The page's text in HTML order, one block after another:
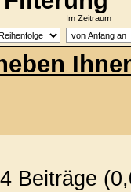
Im Zeitraum
Beiträge